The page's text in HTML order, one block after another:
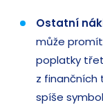
Ostatní
může
poplatky
z finančních
spíše